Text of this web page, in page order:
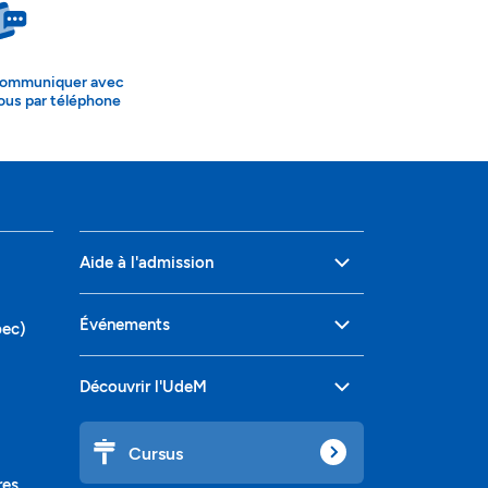
avec
par téléphone
Aide à l'admission
Événements
Découvrir l'UdeM
Cursus